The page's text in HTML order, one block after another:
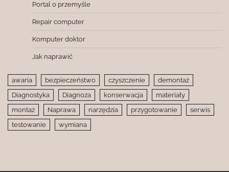
Portal o przemyśle
Repair computer
Komputer doktor
Jak naprawić
awaria bezpieczeństwo czyszczenie
demontaż
Diagnostyka
Diagnoza konserwacja
materiały
montaż
Naprawa narzędzia przygotowanie
serwis
testowanie
wymiana